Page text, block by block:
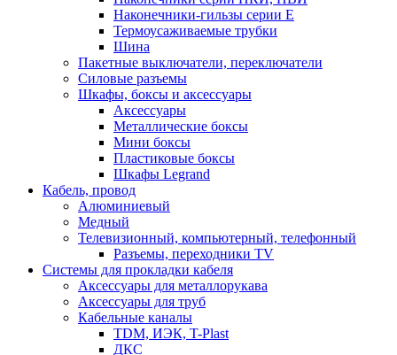
Наконечники-гильзы серии Е
Термоусаживаемые трубки
Шина
Пакетные выключатели, переключатели
Силовые разъемы
Шкафы, боксы и аксессуары
Аксессуары
Металлические боксы
Мини боксы
Пластиковые боксы
Шкафы Legrand
Кабель, провод
Алюминиевый
Медный
Телевизионный, компьютерный, телефонный
Разъемы, переходники TV
Системы для прокладки кабеля
Аксессуары для металлорукава
Аксессуары для труб
Кабельные каналы
TDM, ИЭК, T-Plast
ДКС